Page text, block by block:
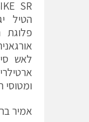
פלוגת
לאש
ומטוסי
אמיר